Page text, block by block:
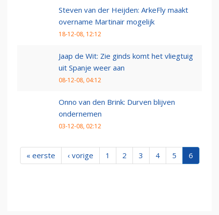
Steven van der Heijden: ArkeFly maakt
overname Martinair mogelijk
18-12-08, 12:12
Jaap de Wit: Zie ginds komt het vliegtuig
uit Spanje weer aan
08-12-08, 04:12
Onno van den Brink: Durven blijven
ondernemen
03-12-08, 02:12
« eerste ‹ vorige 1 2 3 4 5 6